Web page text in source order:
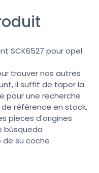
SCK6527 pour opel
trouver nos autres
il suffit de taper la
pour une recherche
référence en stock,
pieces d'origines
búsqueda
su coche